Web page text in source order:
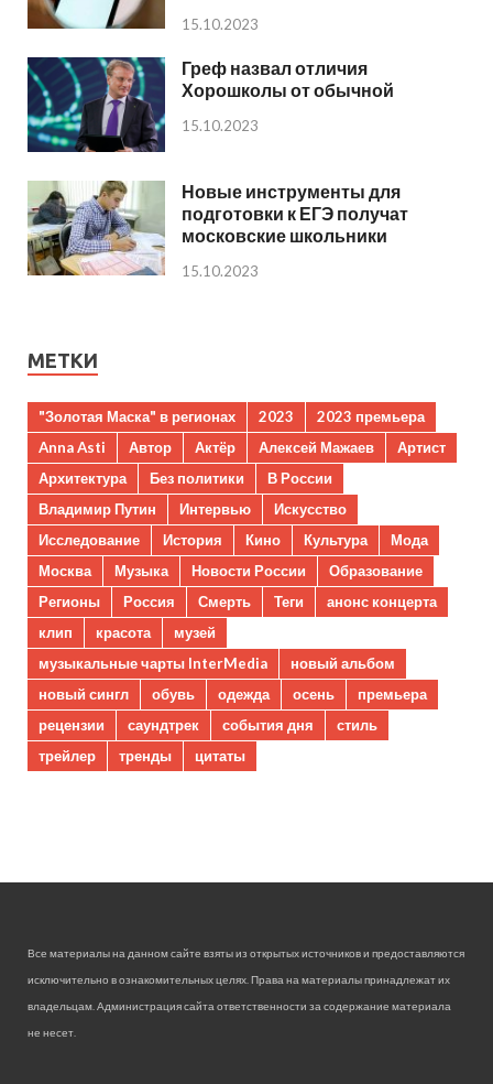
15.10.2023
Греф назвал отличия
Хорошколы от обычной
15.10.2023
Новые инструменты для
подготовки к ЕГЭ получат
московские школьники
15.10.2023
МЕТКИ
"Золотая Маска" в регионах 2023
2023 премьера
Anna Asti
Автор Актёр Алексей Мажаев
Артист
Архитектура
Без политики
В России
Владимир Путин
Интервью
Искусство
Исследование
История Кино Культура
Мода
Москва
Музыка Новости России
Образование
Регионы
Россия Смерть Теги
анонс концерта
клип
красота
музей
музыкальные чарты InterMedia
новый альбом
новый сингл
обувь одежда осень
премьера
рецензии
саундтрек события дня
стиль
трейлер
тренды цитаты
Все материалы на данном сайте взяты из открытых источников и предоставляются
исключительно в ознакомительных целях. Права на материалы принадлежат их
владельцам. Администрация сайта ответственности за содержание материала
не несет.